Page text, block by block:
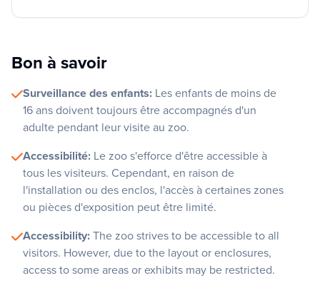
Bon à savoir
Surveillance des enfants: Les enfants de moins de
16 ans doivent toujours être accompagnés d'un
adulte pendant leur visite au zoo.
Accessibilité: Le zoo s'efforce d'être accessible à
tous les visiteurs. Cependant, en raison de
l'installation ou des enclos, l'accès à certaines zones
ou pièces d'exposition peut être limité.
Accessibility:The zoo strives to be accessible to all
visitors. However, due to the layout or enclosures,
access to some areas or exhibits may be restricted.